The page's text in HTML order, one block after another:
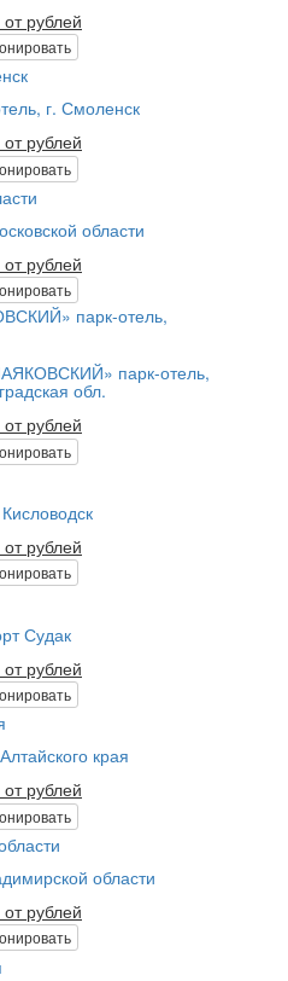
рублей
г. Смоленск
рублей
области
рублей
парк-отель,
обл.
рублей
рублей
Судак
рублей
края
рублей
области
рублей